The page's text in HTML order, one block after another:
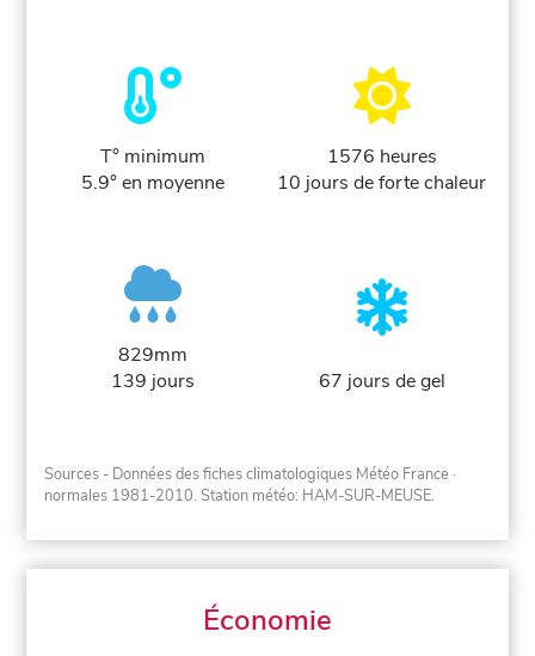
T° minimum
5.9° en moyenne
1576 heures
10 jours de forte chaleur
829mm
139 jours
67 jours de gel
Sources - Données des fiches climatologiques Météo France ·
normales 1981-2010. Station météo: HAM-SUR-MEUSE.
Économie